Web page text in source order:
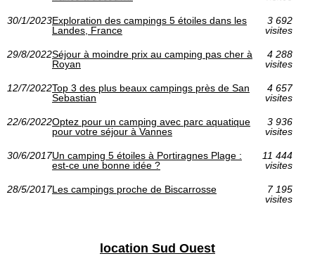
30/1/2023Exploration des campings 5 étoiles dans les
Landes, France
3 692
visites
29/8/2022Séjour à moindre prix au camping pas cher à
Royan
4 288
visites
12/7/2022Top 3 des plus beaux campings près de San
Sebastian
4 657
visites
22/6/2022Optez pour un camping avec parc aquatique
pour votre séjour à Vannes
3 936
visites
30/6/2017Un camping 5 étoiles à Portiragnes Plage :
est-ce une bonne idée ?
11 444
visites
28/5/2017Les campings proche de Biscarrosse
7 195
visites
location Sud Ouest